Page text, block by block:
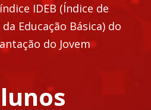
IDEB (Índice de
Educação Básica) do
do Jovem